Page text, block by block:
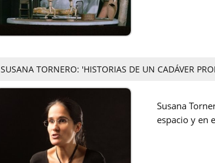
SUSANA TORNERO: 'HISTORIAS DE UN CADÁVER
Susana
espacio y en